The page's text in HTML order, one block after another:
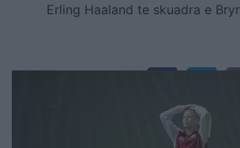
Erling Haaland te skuadra e